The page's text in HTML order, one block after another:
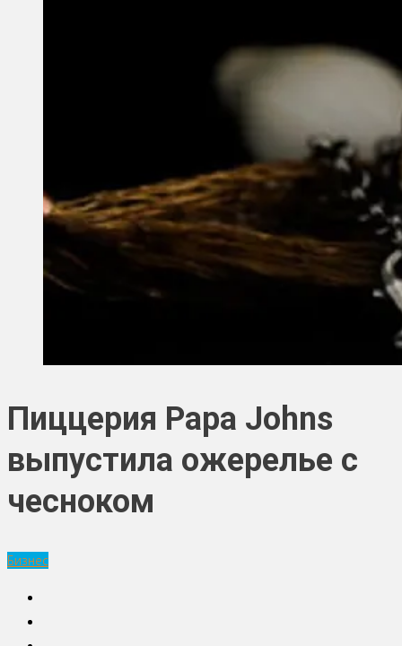
Пиццерия Papa Johns
выпустила ожерелье с
чесноком
Бизнес